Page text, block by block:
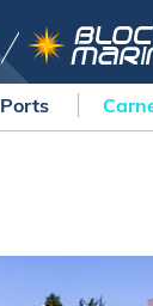
Ports